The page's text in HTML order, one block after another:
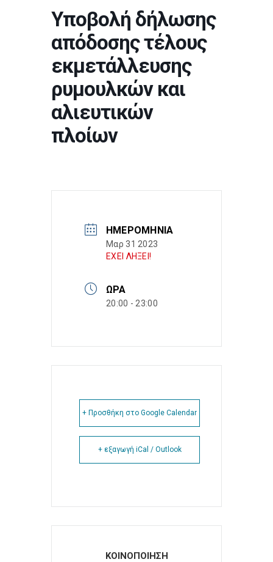
Υποβολή δήλωσης
απόδοσης τέλους
εκμετάλλευσης
ρυμουλκών και
αλιευτικών
πλοίων
ΗΜΕΡΟΜΗΝΊΑ
Μαρ 31 2023
ΕΧΕΙ ΛΗΞΕΙ!
ΏΡΑ
20:00 - 23:00
+ Προσθήκη στο Google Calendar
+ εξαγωγή iCal / Outlook
ΚΟΙΝΟΠΟΙΗΣΗ